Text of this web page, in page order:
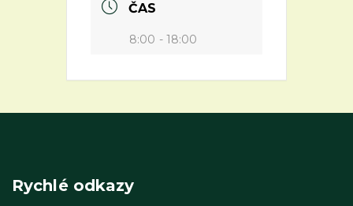
ČAS
8:00 - 18:00
Rychlé odkazy